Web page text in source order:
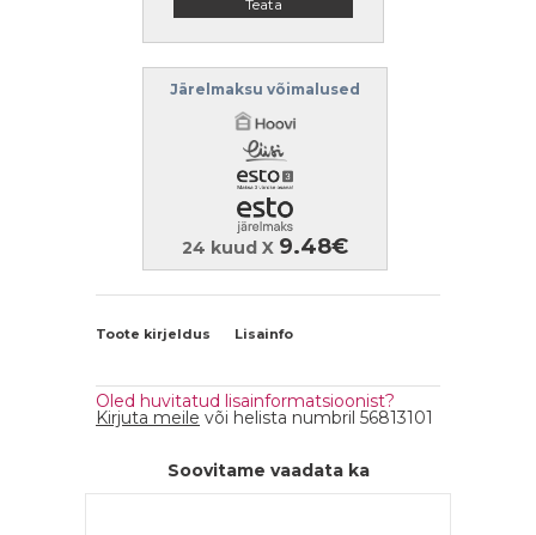
Teata
Järelmaksu võimalused
24 kuud X 9.48€
Toote kirjeldus Lisainfo
Oled huvitatud lisainformatsioonist?
Kirjuta meile või helista numbril 56813101
Soovitame vaadata ka